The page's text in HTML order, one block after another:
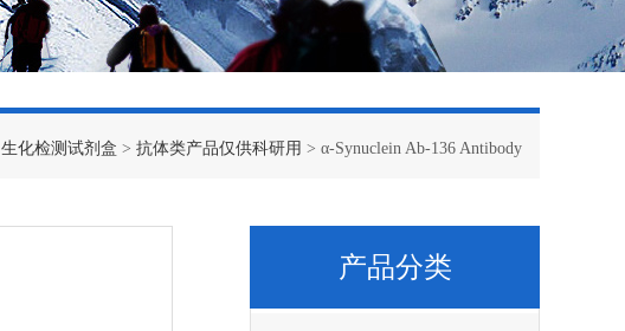
生化检测试剂盒 > 抗体类产品仅供科研用 > α-Synuclein Ab-136 Antibody
产品分类